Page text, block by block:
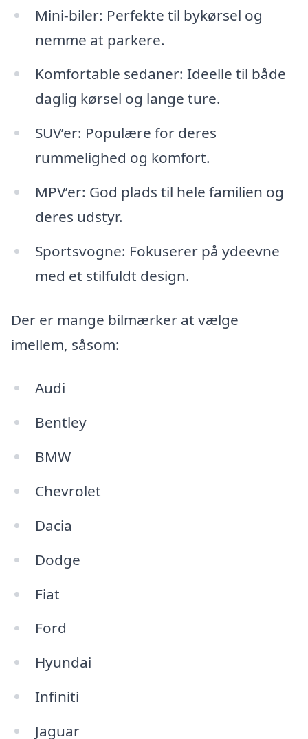
Mini-biler: Perfekte til bykørsel og
nemme at parkere.
Komfortable sedaner: Ideelle til både
daglig kørsel og lange ture.
SUV’er: Populære for deres
rummelighed og komfort.
MPV’er: God plads til hele familien og
deres udstyr.
Sportsvogne: Fokuserer på ydeevne
med et stilfuldt design.
Der er mange bilmærker at vælge
imellem, såsom:
Audi
Bentley
BMW
Chevrolet
Dacia
Dodge
Fiat
Ford
Hyundai
Infiniti
Jaguar